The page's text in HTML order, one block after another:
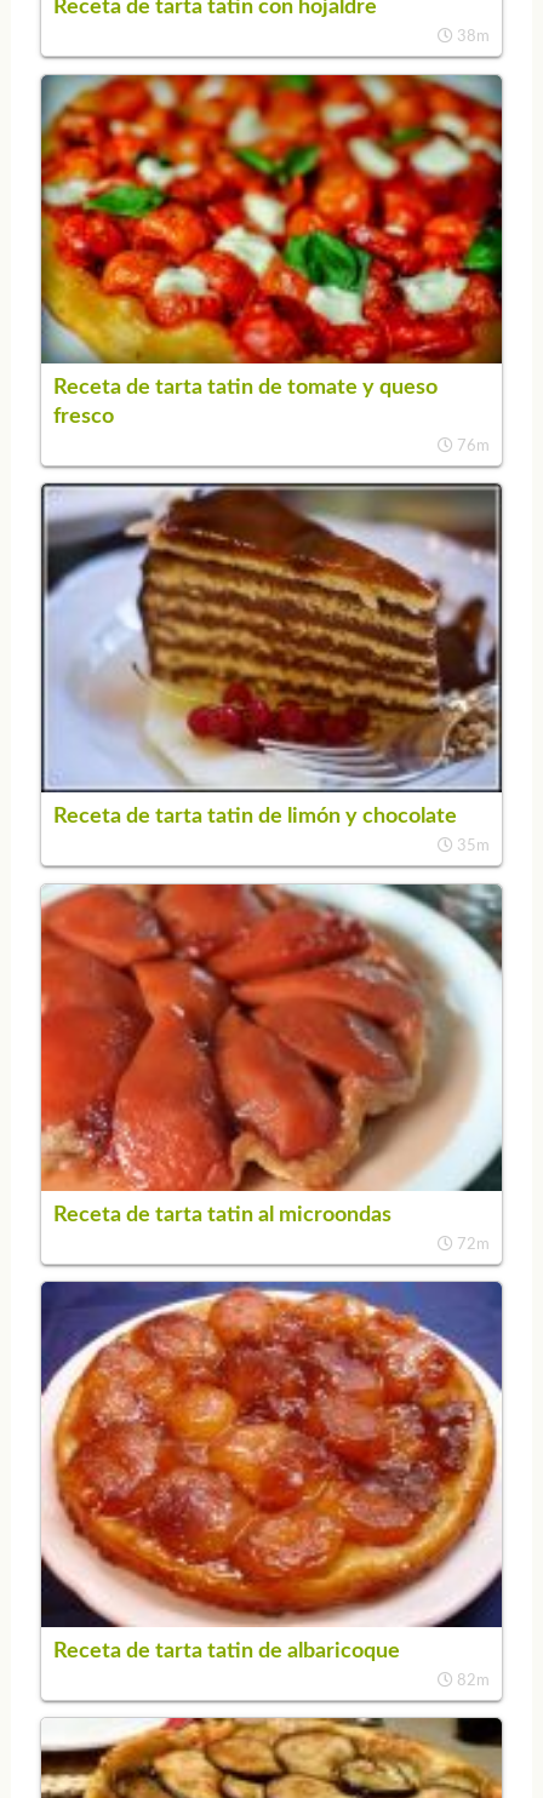
Receta de tarta tatin con hojaldre
38m
Receta de tarta tatin de tomate y queso
fresco
76m
Receta de tarta tatin de limón y chocolate
35m
Receta de tarta tatin al microondas
72m
Receta de tarta tatin de albaricoque
82m